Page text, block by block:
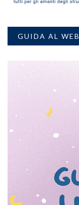
GUIDA AL WEB